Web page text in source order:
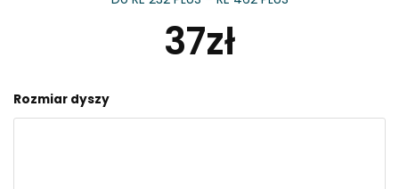
37zł
Rozmiar dyszy